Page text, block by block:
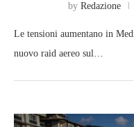
by Redazione
Le tensioni aumentano in
nuovo raid aereo sul…